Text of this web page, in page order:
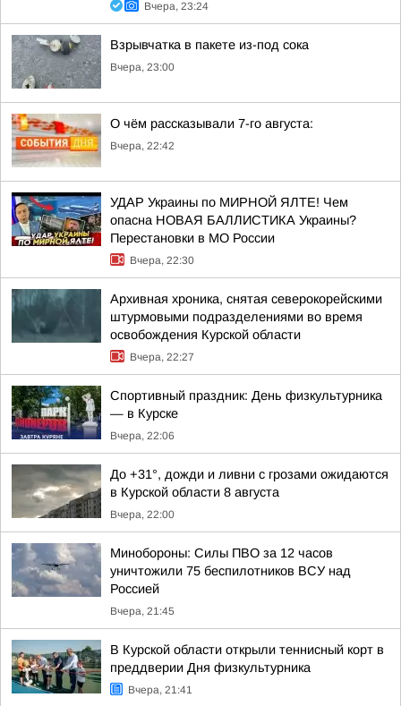
Вчера, 23:24
Взрывчатка в пакете из-под сока
Вчера, 23:00
О чём рассказывали 7-го августа:
Вчера, 22:42
УДАР Украины по МИРНОЙ ЯЛТЕ! Чем
опасна НОВАЯ БАЛЛИСТИКА Украины?
Перестановки в МО России
Вчера, 22:30
Архивная хроника, снятая северокорейскими
штурмовыми подразделениями во время
освобождения Курской области
Вчера, 22:27
Спортивный праздник: День физкультурника
— в Курске
Вчера, 22:06
До +31°, дожди и ливни с грозами ожидаются
в Курской области 8 августа
Вчера, 22:00
Минобороны: Силы ПВО за 12 часов
уничтожили 75 беспилотников ВСУ над
Россией
Вчера, 21:45
В Курской области открыли теннисный корт в
преддверии Дня физкультурника
Вчера, 21:41